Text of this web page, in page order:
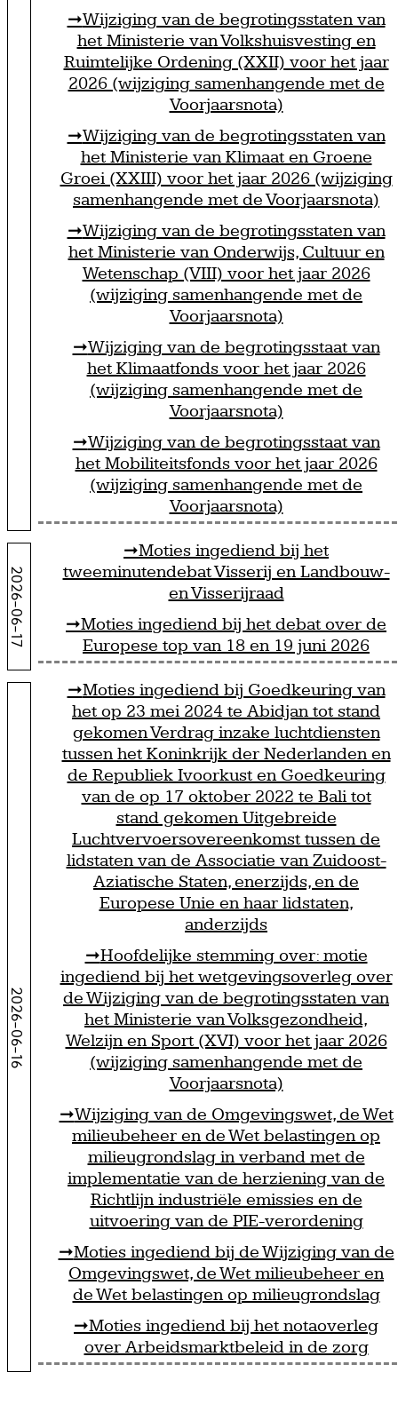
Wijziging van de begrotingsstaten van
het Ministerie van Volkshuisvesting en
Ruimtelijke Ordening (XXII) voor het jaar
2026 (wijziging samenhangende met de
Voorjaarsnota)
Wijziging van de begrotingsstaten van
het Ministerie van Klimaat en Groene
Groei (XXIII) voor het jaar 2026 (wijziging
samenhangende met de Voorjaarsnota)
Wijziging van de begrotingsstaten van
het Ministerie van Onderwijs, Cultuur en
Wetenschap (VIII) voor het jaar 2026
(wijziging samenhangende met de
Voorjaarsnota)
Wijziging van de begrotingsstaat van
het Klimaatfonds voor het jaar 2026
(wijziging samenhangende met de
Voorjaarsnota)
Wijziging van de begrotingsstaat van
het Mobiliteitsfonds voor het jaar 2026
(wijziging samenhangende met de
Voorjaarsnota)
2026-06-17
Moties ingediend bij het
tweeminutendebat Visserij en Landbouw-
en Visserijraad
Moties ingediend bij het debat over de
Europese top van 18 en 19 juni 2026
2026-06-16
Moties ingediend bij Goedkeuring van
het op 23 mei 2024 te Abidjan tot stand
gekomen Verdrag inzake luchtdiensten
tussen het Koninkrijk der Nederlanden en
de Republiek Ivoorkust en Goedkeuring
van de op 17 oktober 2022 te Bali tot
stand gekomen Uitgebreide
Luchtvervoersovereenkomst tussen de
lidstaten van de Associatie van Zuidoost-
Aziatische Staten, enerzijds, en de
Europese Unie en haar lidstaten,
anderzijds
Hoofdelijke stemming over: motie
ingediend bij het wetgevingsoverleg over
de Wijziging van de begrotingsstaten van
het Ministerie van Volksgezondheid,
Welzijn en Sport (XVI) voor het jaar 2026
(wijziging samenhangende met de
Voorjaarsnota)
Wijziging van de Omgevingswet, de Wet
milieubeheer en de Wet belastingen op
milieugrondslag in verband met de
implementatie van de herziening van de
Richtlijn industriële emissies en de
uitvoering van de PIE-verordening
Moties ingediend bij de Wijziging van de
Omgevingswet, de Wet milieubeheer en
de Wet belastingen op milieugrondslag
Moties ingediend bij het notaoverleg
over Arbeidsmarktbeleid in de zorg